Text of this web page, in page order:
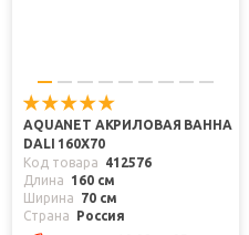
AQUANET АКРИЛОВАЯ ВАННА
DALI 160X70
Код товара
412576
Длина
160 см
Ширина
70 см
Страна
Россия